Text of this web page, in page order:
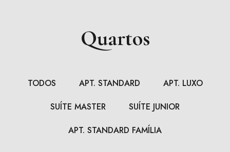
Quartos
TODOS APT. STANDARD
APT. LUXO
SUÍTE MASTER
SUÍTE JUNIOR
APT. STANDARD FAMÍLIA